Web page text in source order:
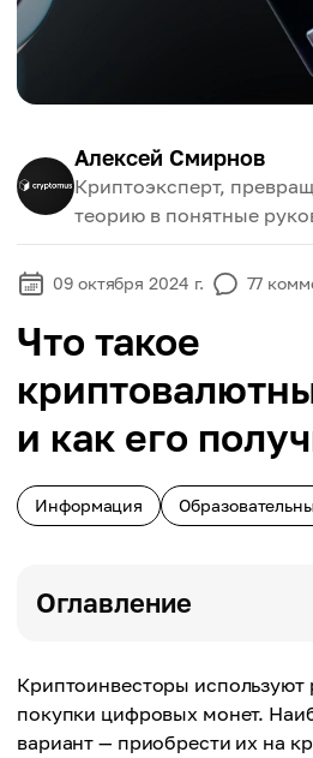
Алексей Смирнов
Криптоэксперт,
теорию в понятные
09 октября 2024 г. 77
Что такое
и как его
Информация
Оглавление
Криптоинвесторы
покупки цифровых монет.
вариант — приобрести их на